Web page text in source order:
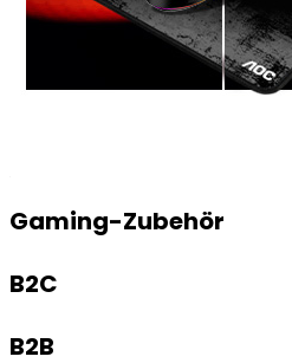
Gaming-Zubehör
B2C
B2B